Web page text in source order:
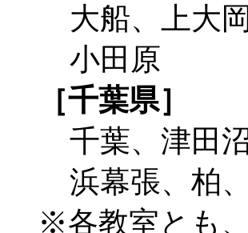
大船、上大
小田原
［千葉県］
千葉、津田
浜幕張、柏
※各教室とも